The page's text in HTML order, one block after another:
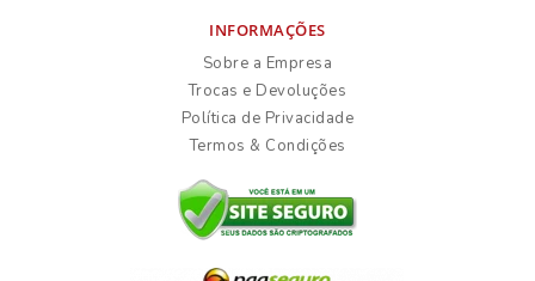
INFORMAÇÕES
Sobre a Empresa
Trocas e Devoluções
Política de Privacidade
Termos & Condições